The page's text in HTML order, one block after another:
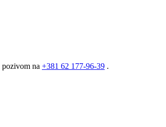
na +381 62 177-96-39 .